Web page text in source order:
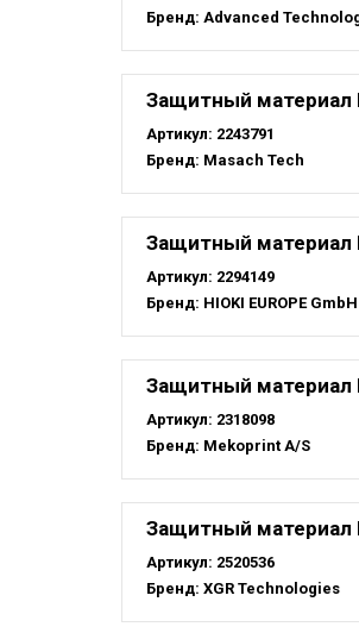
Бренд: Advanced
Защитный материал
Артикул: 2243791
Бренд: Masach Tech
Защитный материал
Артикул: 2294149
Бренд: HIOKI EUROPE GmbH
Защитный материал
Артикул: 2318098
Бренд: Mekoprint A/S
Защитный материал
Артикул: 2520536
Бренд: XGR Technologies